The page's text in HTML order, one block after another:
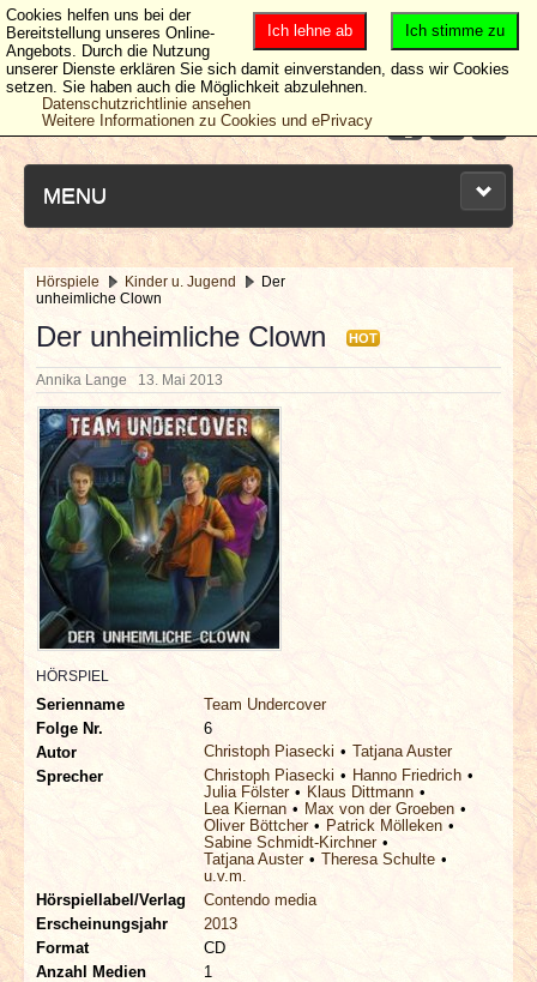
MENU
NEUESTE ARTIKEL
NEWS & DATES
BERICHTE
VERLOSUNGEN
INTERVIEWS
SPECIALS
REDAKTION
LINKS
Hörspiele Kinder u. Jugend
Der
unheimliche Clown
Der unheimliche Clown HOT
Annika Lange 13. Mai 2013
HÖRSPIEL
Serienname
Team Undercover
Folge Nr.
6
Autor
Christoph Piasecki
Tatjana Auster
Sprecher
Christoph Piasecki
Hanno Friedrich
Julia Fölster
Klaus Dittmann
Lea Kiernan
Max von der Groeben
Oliver Böttcher
Patrick Mölleken
Sabine Schmidt-Kirchner
Tatjana Auster
Theresa Schulte
u.v.m.
Hörspiellabel/Verlag
Contendo media
Erscheinungsjahr
2013
Format
CD
Anzahl Medien
1
Ich stimme zu
Ich lehne ab
Cookies helfen uns bei der
Bereitstellung unseres Online-
Angebots. Durch die Nutzung
unserer Dienste erklären Sie sich damit einverstanden, dass wir Cookies
setzen. Sie haben auch die Möglichkeit abzulehnen.
Datenschutzrichtlinie ansehen
Weitere Informationen zu Cookies und ePrivacy